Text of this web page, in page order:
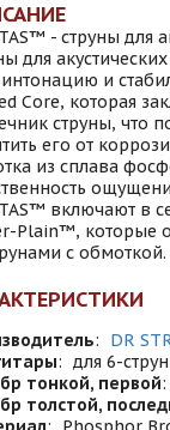
- струны для
для
и
Core, которая
струны, что
его от
из сплава
включают в
Plain™, которые
с обмоткой.
:
DR
: для 6-
тонкой, первой:
толстой,